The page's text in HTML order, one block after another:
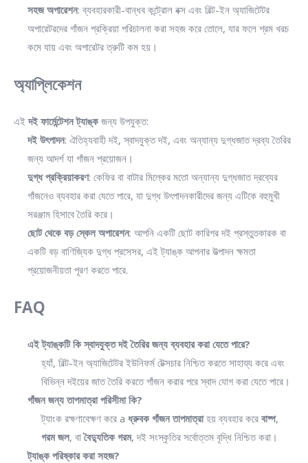
সহজ অপারেশন: ব্যবহারকারী-বান্ধব কন্ট্রোল বক্স এবং বিল্ট-ইন অ্যাজিটেটর
অপারেটরদের গাঁজন প্রক্রিয়া পরিচালনা করা সহজ করে তোলে, যার ফলে শ্রম খরচ
কমে যায় এবং অপারেটর ত্রুটি কম হয়।
অ্যাপ্লিকেশন
এইদই ফার্মেন্টেশন ট্যাঙ্ক জন্য উপযুক্ত:
দই উৎপাদন: ঐতিহ্যবাহী দই, স্বাদযুক্ত দই, এবং অন্যান্য দুগ্ধজাত দ্রব্য তৈরির
জন্য আদর্শ যা গাঁজন প্রয়োজন।
দুগ্ধ প্রক্রিয়াকরণ: কেফির বা বাটার মিল্কের মতো অন্যান্য দুগ্ধজাত দ্রব্যের
গাঁজনেও ব্যবহার করা যেতে পারে, যা দুগ্ধ উৎপাদনকারীদের জন্য এটিকে বহুমুখী
সরঞ্জাম হিসাবে তৈরি করে।
ছোট থেকে বড় স্কেল অপারেশন: আপনি একটি ছোট কারিগর দই প্রস্তুতকারক বা
একটি বড় বাণিজ্যিক দুগ্ধ প্রসেসর, এই ট্যাঙ্ক আপনার উত্পাদন ক্ষমতা
প্রয়োজনীয়তা পূরণ করতে পারে.
FAQ
এই ট্যাঙ্কটি কি স্বাদযুক্ত দই তৈরির জন্য ব্যবহার করা যেতে পারে?
হ্যাঁ, বিল্ট-ইন অ্যাজিটেটর ইউনিফর্ম টেক্সচার নিশ্চিত করতে সাহায্য করে এবং
বিভিন্ন দইয়ের জাত তৈরি করতে গাঁজন করার পরে স্বাদ যোগ করা যেতে পারে।
গাঁজন জন্য তাপমাত্রা পরিসীমা কি?
ট্যাংক রক্ষণাবেক্ষণ করে a ধ্রুবক গাঁজন তাপমাত্রাহয় ব্যবহার করে বাষ্প,
গরম জল, বাবৈদ্যুতিক গরম, দই সংস্কৃতির সর্বোত্তম বৃদ্ধি নিশ্চিত করা।
ট্যাঙ্ক পরিষ্কার করা সহজ?